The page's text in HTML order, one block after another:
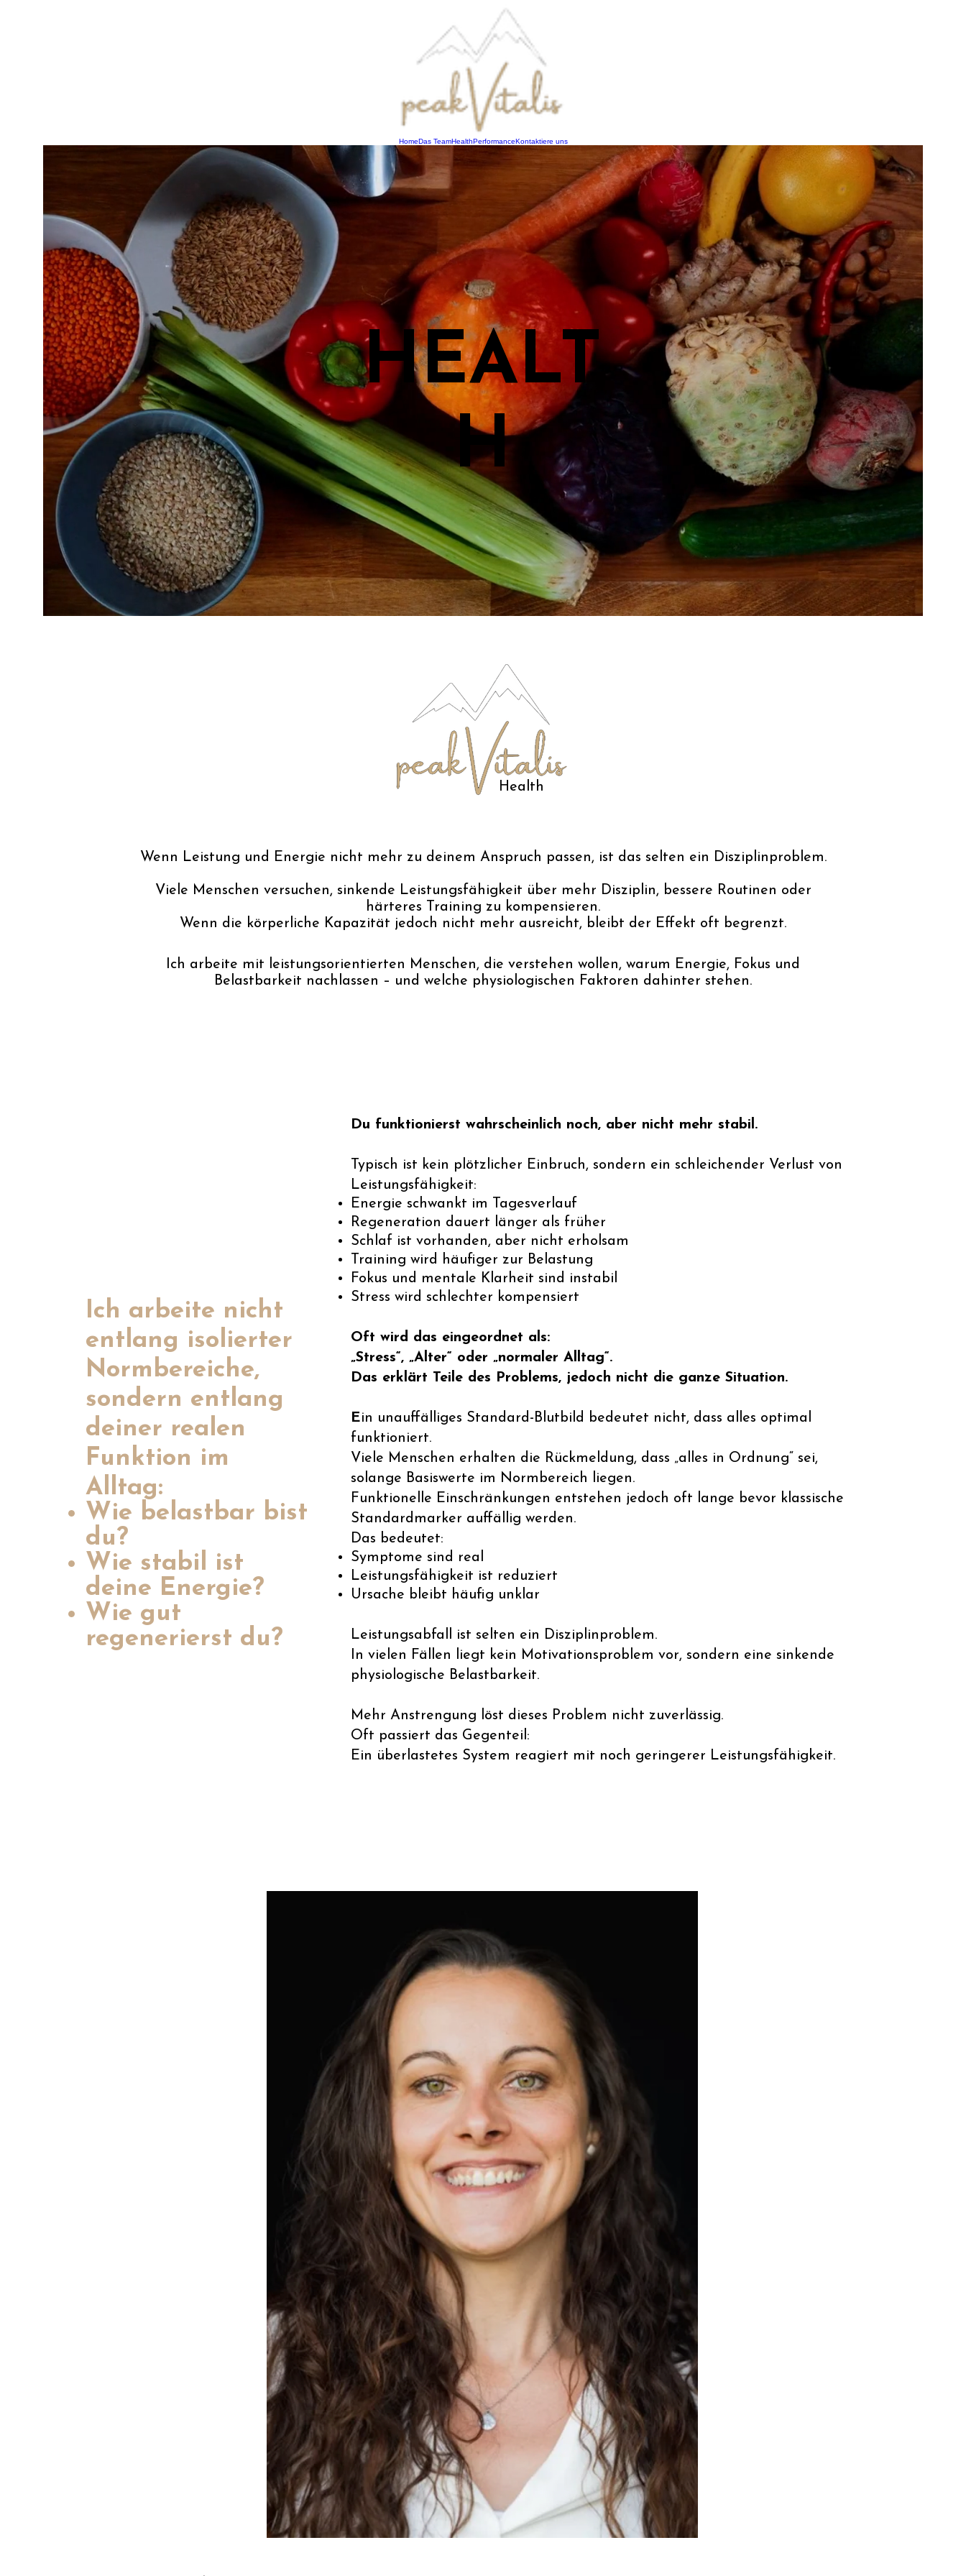
HomeDas TeamHealthPerformanceKontaktiere uns
HEALT
H
Health
Wenn Leistung und Energie nicht mehr zu deinem Anspruch passen, ist das selten ein Disziplinproblem.
Viele Menschen versuchen, sinkende Leistungsfähigkeit über mehr Disziplin, bessere Routinen oder
härteres Training zu kompensieren.
Wenn die körperliche Kapazität jedoch nicht mehr ausreicht, bleibt der Effekt oft begrenzt.
Ich arbeite mit leistungsorientierten Menschen, die verstehen wollen, warum Energie, Fokus und
Belastbarkeit nachlassen – und welche physiologischen Faktoren dahinter stehen.
Ich arbeite nicht
entlang isolierter
Normbereiche,
sondern entlang
deiner realen
Funktion im
Alltag:
Wie belastbar bist
du?
Wie stabil ist
deine Energie?
Wie gut
regenerierst du?
Du funktionierst wahrscheinlich noch, aber nicht mehr stabil.
Typisch ist kein plötzlicher Einbruch, sondern ein schleichender Verlust von
Leistungsfähigkeit:
Energie schwankt im Tagesverlauf
Regeneration dauert länger als früher
Schlaf ist vorhanden, aber nicht erholsam
Training wird häufiger zur Belastung
Fokus und mentale Klarheit sind instabil
Stress wird schlechter kompensiert
Oft wird das eingeordnet als:
„Stress“, „Alter“ oder „normaler Alltag“.
Das erklärt Teile des Problems, jedoch nicht die ganze Situation.
Ein unauffälliges Standard-Blutbild bedeutet nicht, dass alles optimal
funktioniert.
Viele Menschen erhalten die Rückmeldung, dass „alles in Ordnung“ sei,
solange Basiswerte im Normbereich liegen.
Funktionelle Einschränkungen entstehen jedoch oft lange bevor klassische
Standardmarker auffällig werden.
Das bedeutet:
Symptome sind real
Leistungsfähigkeit ist reduziert
Ursache bleibt häufig unklar
Leistungsabfall ist selten ein Disziplinproblem.
In vielen Fällen liegt kein Motivationsproblem vor, sondern eine sinkende
physiologische Belastbarkeit.
Mehr Anstrengung löst dieses Problem nicht zuverlässig.
Oft passiert das Gegenteil:
Ein überlastetes System reagiert mit noch geringerer Leistungsfähigkeit.